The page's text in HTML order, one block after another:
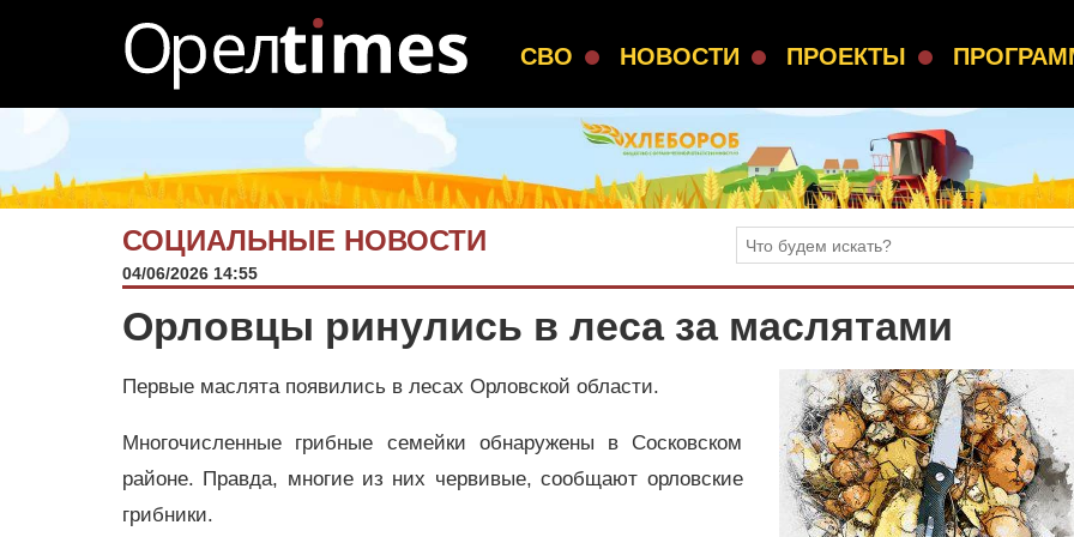
СВО НОВОСТИ ПРОЕКТЫ
СОЦИАЛЬНЫЕ НОВОСТИ
04/06/2026 14:55
Орловцы ринулись в леса за маслятами
Первые маслята появились в лесах Орловской области.
Многочисленные грибные семейки обнаружены в Сосковском
районе. Правда, многие из них червивые, сообщают орловские
грибники.